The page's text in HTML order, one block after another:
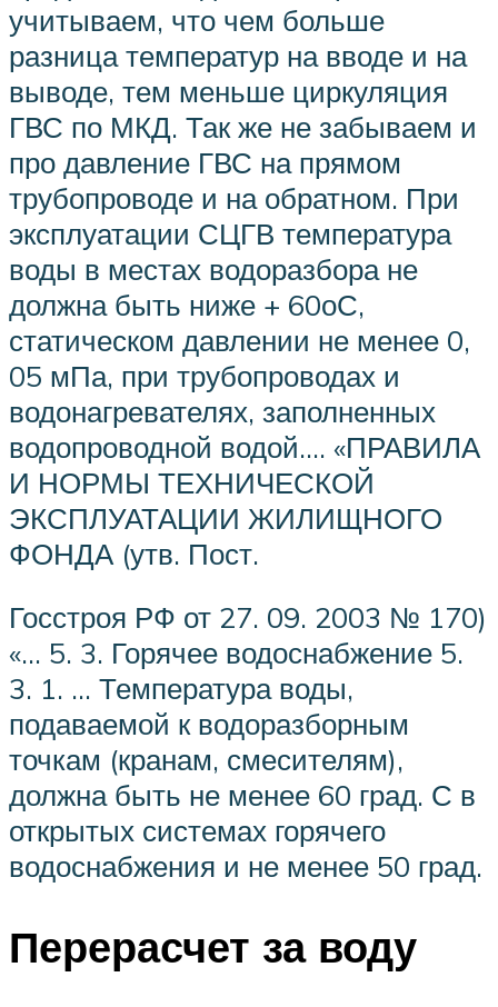
учитываем, что чем больше
разница температур на вводе и на
выводе, тем меньше циркуляция
ГВС по МКД. Так же не забываем и
про давление ГВС на прямом
трубопроводе и на обратном. При
эксплуатации СЦГВ температура
воды в местах водоразбора не
должна быть ниже + 60оС,
статическом давлении не менее 0,
05 мПа, при трубопроводах и
водонагревателях, заполненных
водопроводной водой…. «ПРАВИЛА
И НОРМЫ ТЕХНИЧЕСКОЙ
ЭКСПЛУАТАЦИИ ЖИЛИЩНОГО
ФОНДА (утв. Пост.
Госстроя РФ от 27. 09. 2003 № 170)
«… 5. 3. Горячее водоснабжение 5.
3. 1. … Температура воды,
подаваемой к водоразборным
точкам (кранам, смесителям),
должна быть не менее 60 град. С в
открытых системах горячего
водоснабжения и не менее 50 град.
Перерасчет за воду